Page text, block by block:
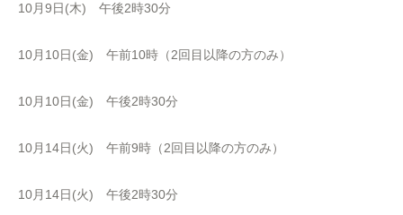
10月9日(木) 午後2時30分
10月10日(金) 午前10時（2回目以降の方のみ）
10月10日(金) 午後2時30分
10月14日(火) 午前9時（2回目以降の方のみ）
10月14日(火) 午後2時30分